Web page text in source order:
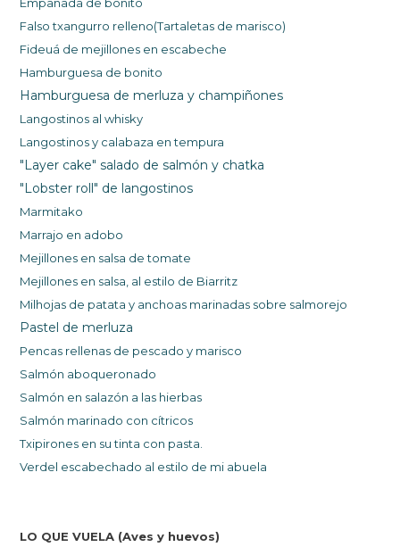
Falso txangurro relleno(Tartaletas de marisco)
Fideuá de mejillones en escabeche
Hamburguesa de bonito
Hamburguesa de merluza y champiñones
Langostinos al whisky
Langostinos y calabaza en tempura
"Layer cake" salado de salmón y chatka
"Lobster roll" de langostinos
Marmitako
Marrajo en adobo
Mejillones en salsa de tomate
Mejillones en salsa , al estilo de Biarritz
Milhojas de patata y anchoas marinadas sobre salmorejo
Pastel de merluza
Pencas rellenas de pescado y marisco
Salmón aboqueronado
Salmón en salazón a las hierbas
Salmón marinado con cítricos
Txipirones en su tinta con pasta.
Verdel escabechado al estilo de mi abuela
LO QUE VUELA (Aves y huevos)